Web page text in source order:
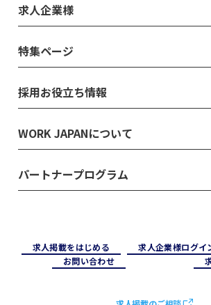
求人企業様
特集ページ
採用お役立ち情報
WORK JAPANについて
パートナープログラム
求⼈掲載をはじめる 求⼈企業様ログイ
お問い合わせ